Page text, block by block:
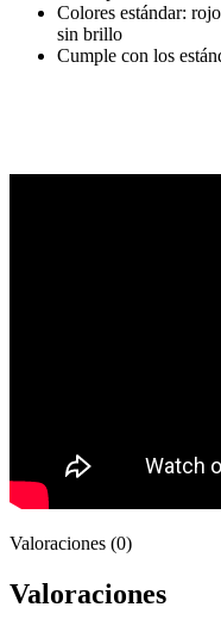
Colores estándar:
sin brillo
Cumple con los
Valoraciones (0)
Valoraciones